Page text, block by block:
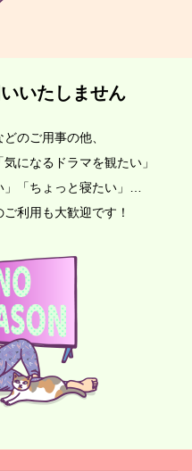
いたしません
のご用事の他、
になるドラマを観たい」
」「ちょっと寝たい」…
利用も大歓迎です！